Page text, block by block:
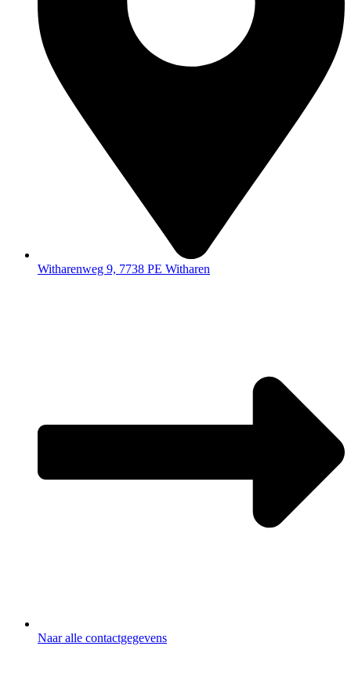
Witharenweg 9, 7738 PE Witharen
Naar alle contactgegevens